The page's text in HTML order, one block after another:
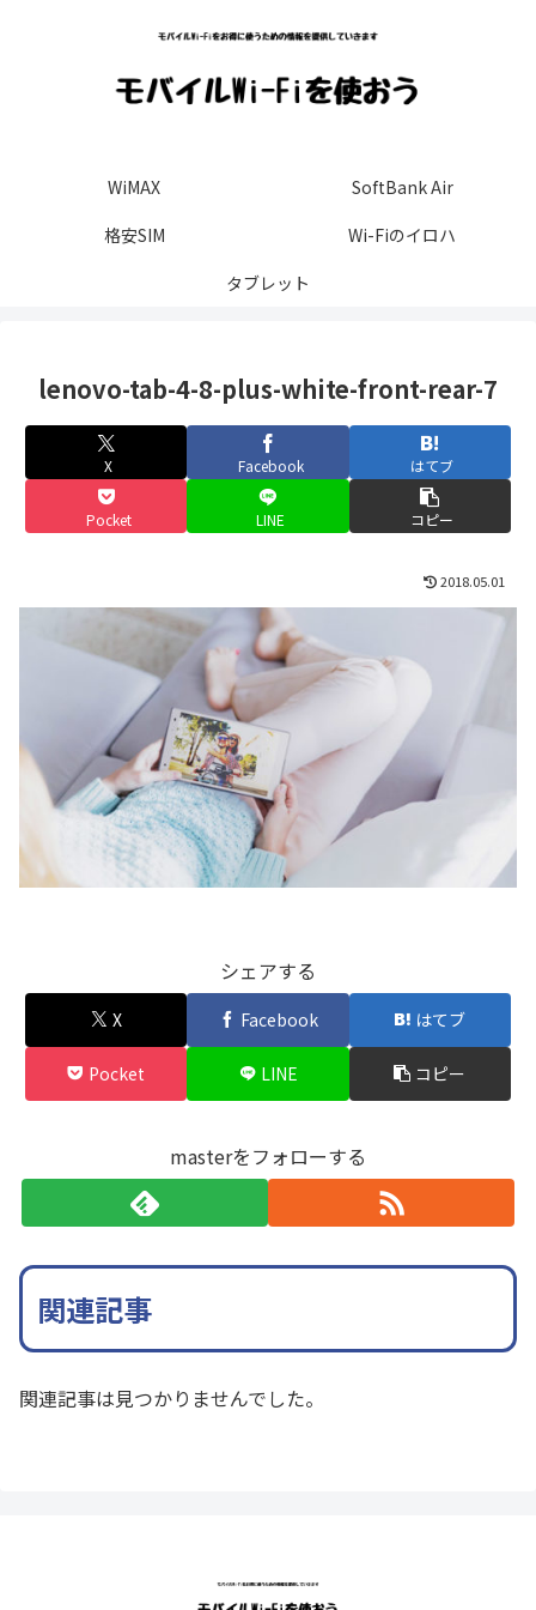
WiMAX
SoftBank Air
格安SIM
Wi-Fiのイロハ
タブレット
lenovo-tab-4-8-plus-white-front-rear-7
X Facebook はてブ
Pocket LINE コピー
2018.05.01
シェアする
X Facebook はてブ
Pocket LINE コピー
masterをフォローする
関連記事
関連記事は見つかりませんでした。